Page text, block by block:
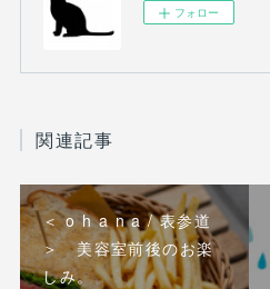
フォロー
関連記事
＜ o h a n a / 表参道
＞ 美容室前後のお楽
しみ。